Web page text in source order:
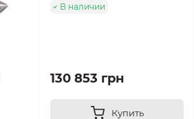
В наличии
130 853 грн
Купить